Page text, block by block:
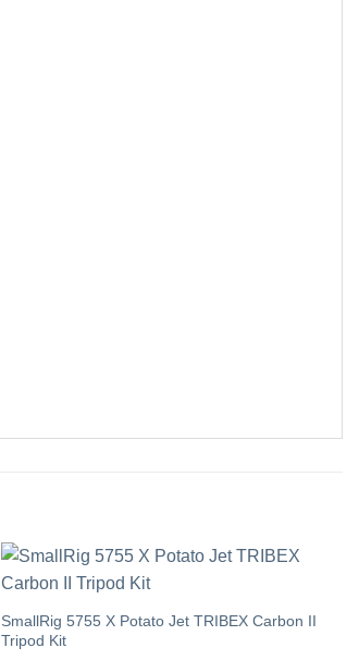
SmallRig 5755 X Potato Jet TRIBEX Carbon II
Tripod Kit